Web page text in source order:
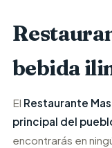
bebida
El Restaurante
principal del
encontrarás en